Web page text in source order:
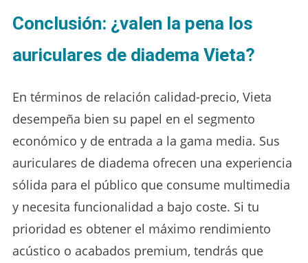
Conclusión: ¿valen la pena los
auriculares de diadema Vieta?
En términos de relación calidad-precio, Vieta
desempeña bien su papel en el segmento
económico y de entrada a la gama media. Sus
auriculares de diadema ofrecen una experiencia
sólida para el público que consume multimedia
y necesita funcionalidad a bajo coste. Si tu
prioridad es obtener el máximo rendimiento
acústico o acabados premium, tendrás que